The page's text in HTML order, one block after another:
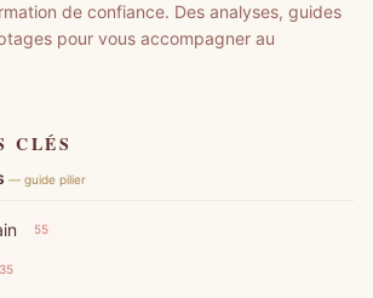
de confiance. Des analyses, guides
pour vous accompagner au
CLÉS
— guide pilier
55
35